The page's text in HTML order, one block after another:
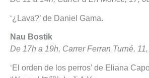
‘¿Lava?’ de Daniel Gama.
Nau Bostik
De 17h a 19h, Carrer Ferran Turné,
‘El orden de los perros’ de Eliana